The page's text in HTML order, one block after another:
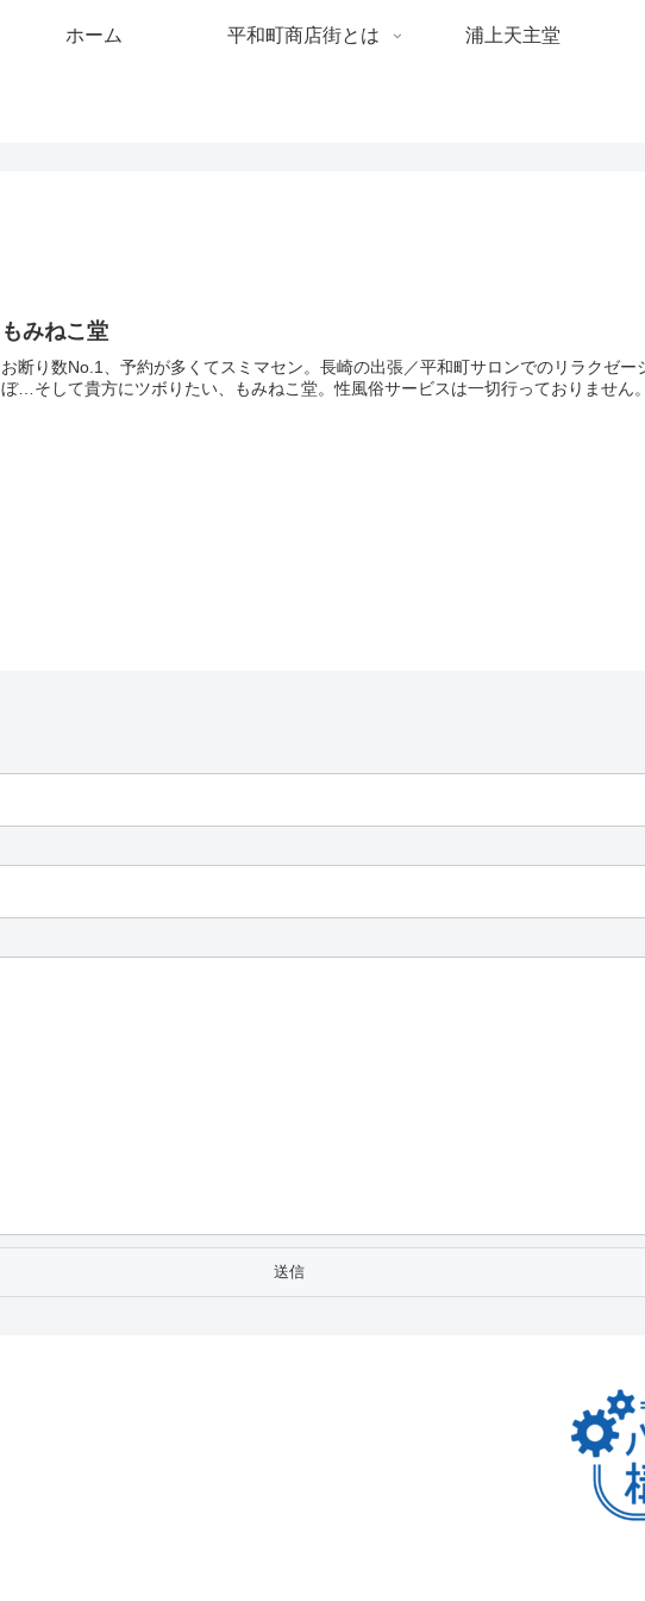
ホーム 平和町商店街とは 浦上天主堂
もみねこ堂
お断り数No.1、予約が多くてスミマセン。長崎の出張／平和町サロンでのリラクゼ
ぼ…そして貴方にツボりたい、もみねこ堂。性風俗サービスは一切行っておりません。